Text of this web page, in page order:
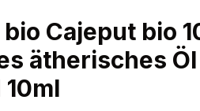
Cajeput bio
ätherisches